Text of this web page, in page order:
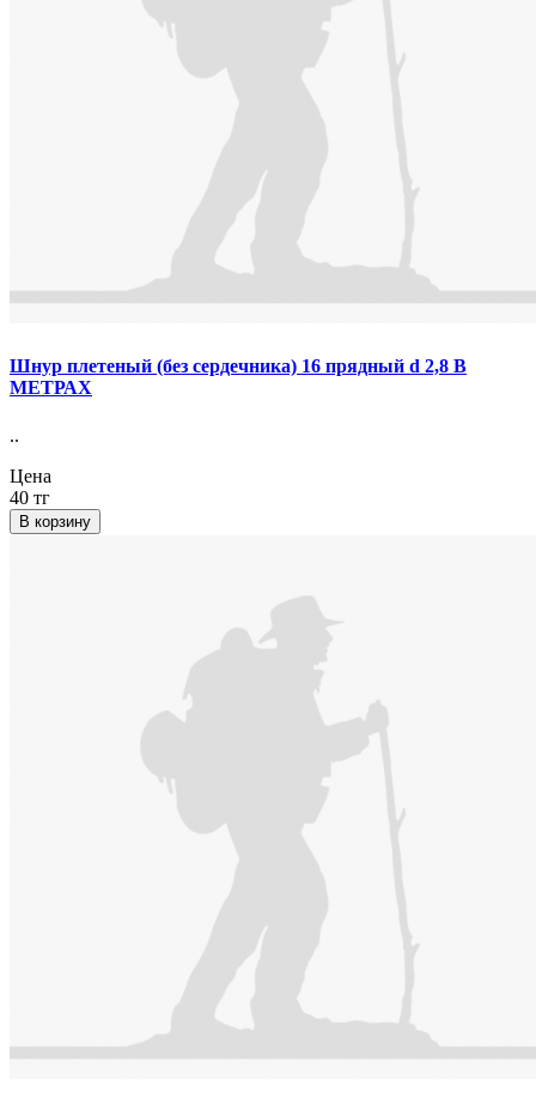
Шнур плетеный (без сердечника) 16 прядный d 2,8 В
МЕТРАХ
..
Цена
40 тг
В корзину